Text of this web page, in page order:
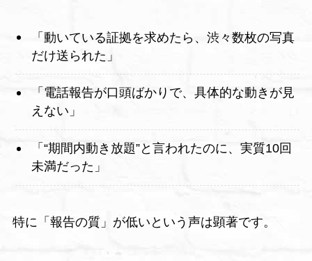
「動いている証拠を求めたら、渋々数枚の写真
だけ送られた」
「電話報告が口頭ばかりで、具体的な動きが見
えない」
「“期間内動き放題”と言われたのに、実質10回
未満だった」
特に「報告の質」が低いという声は顕著です。